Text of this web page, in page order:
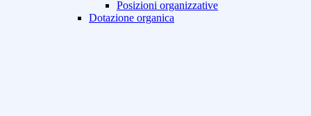
Posizioni organizzative
Dotazione organica